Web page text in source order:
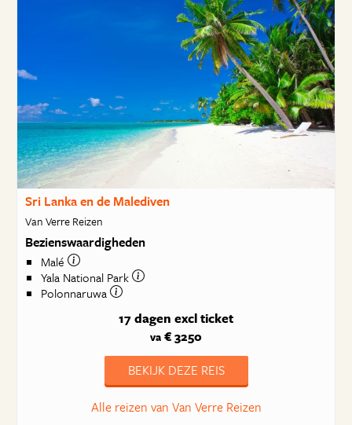
Sri Lanka en de Malediven
Van Verre Reizen
Bezienswaardigheden
Malé
Yala National Park
Polonnaruwa
17 dagen excl ticket
va € 3250
BEKIJK DEZE REIS
Alle reizen van Van Verre Reizen